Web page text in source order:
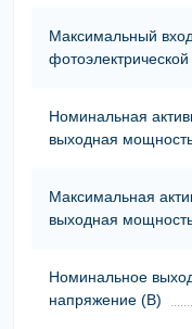
Максимальный
Номинальная
выходная
Максимальная
выходная
Номинальное
напряжение (В)